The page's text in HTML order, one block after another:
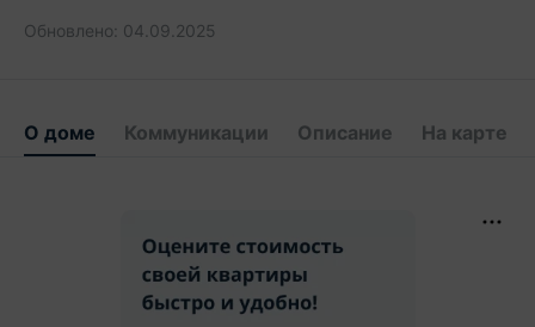
Обновлено: 04.09.2025
О доме Коммуникации Описание На карте